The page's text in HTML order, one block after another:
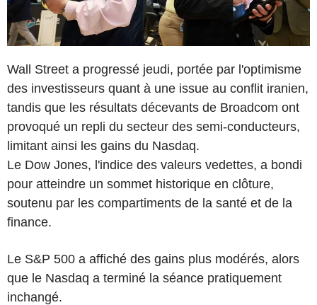
Wall Street a progressé jeudi, portée par l'optimisme
des investisseurs quant à une issue au conflit iranien,
tandis que les résultats décevants de Broadcom ont
provoqué un repli du secteur des semi-conducteurs,
limitant ainsi les gains du Nasdaq.
Le Dow Jones, l'indice des valeurs vedettes, a bondi
pour atteindre un sommet historique en clôture,
soutenu par les compartiments de la santé et de la
finance.
Le S&P 500 a affiché des gains plus modérés, alors
que le Nasdaq a terminé la séance pratiquement
inchangé.